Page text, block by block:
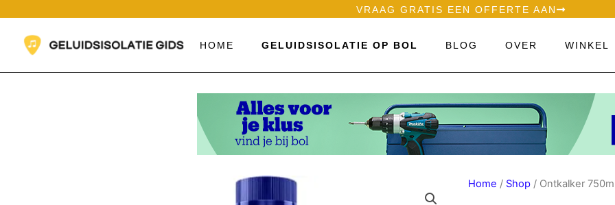
VRAAG GRATIS EEN OFFERTE AAN
HOME GELUIDSISOLATIE OP BOL BLOG OVER WINKEL
Home / Shop / Ontkalker